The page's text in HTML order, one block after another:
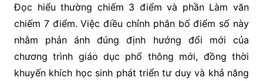
Đọc hiểu thường chiếm 3 điểm và phần Làm văn
chiếm 7 điểm. Việc điều chỉnh phân bố điểm số này
nhằm phản ánh đúng định hướng đổi mới của
chương trình giáo dục phổ thông mới, đồng thời
khuyến khích học sinh phát triển tư duy và khả năng